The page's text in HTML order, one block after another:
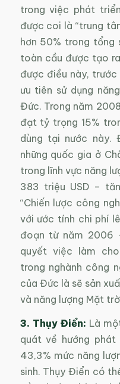
trong việc phát
được coi là “trung
hơn 50% trong tổng
toàn cầu được tạo
được điều này,
ưu tiên sử dụng
Đức. Trong năm
đạt tỷ trọng 15%
dùng tại nước này.
những quốc gia ở
trong lĩnh vực năng
383 triệu USD –
“Chiến lược công
với ước tính chi phí
đoạn từ năm 2006
quyết việc làm
trong nghành công
của Đức là sẽ sản
và năng lượng Mặt
3. Thụy Điển: Là
quát về hướng phát
43,3% mức năng
sinh. Thụy Điển có